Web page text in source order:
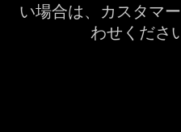
い場合は、カスタマ
わせくださ